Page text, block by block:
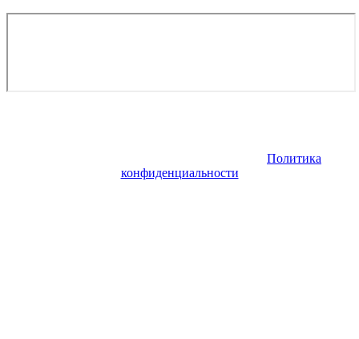
Политика
конфиденциальности